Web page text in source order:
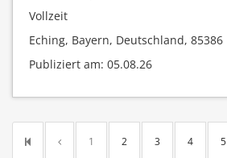
Vollzeit
Eching, Bayern, Deutschland, 85386
Publiziert am: 05.08.26
1 2 3 4 5